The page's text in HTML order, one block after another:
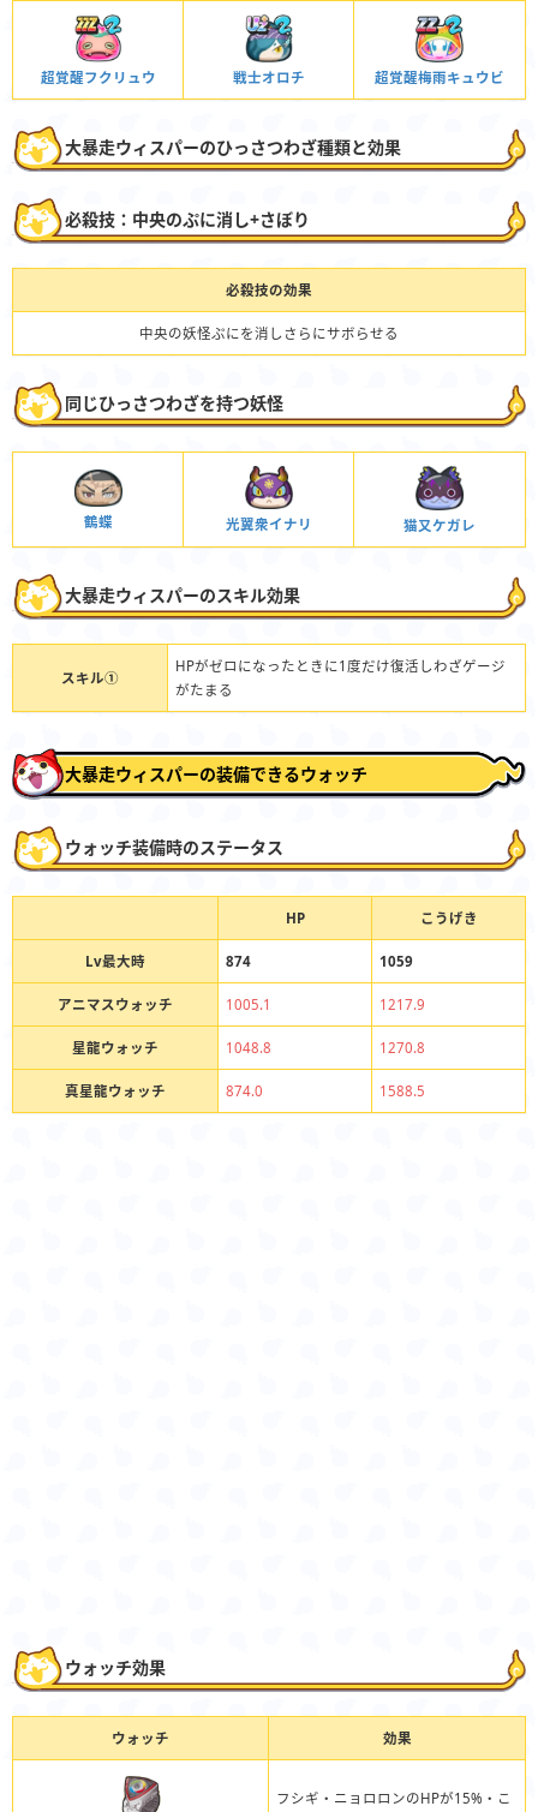
超覚醒フクリュウ 戦士オロチ 超覚醒梅雨キュウビ
大暴走ウィスパーのひっさつわざ種類と効果
必殺技：中央のぷに消し+さぼり
必殺技の効果
中央の妖怪ぷにを消しさらにサボらせる
同じひっさつわざを持つ妖怪
鶴蝶 光翼衆イナリ 猫又ケガレ
大暴走ウィスパーのスキル効果
スキル①
HPがゼロになったときに1度だけ復活しわざゲージ
がたまる
大暴走ウィスパーの装備できるウォッチ
ウォッチ装備時のステータス
HP こうげき
Lv最大時 874 1059
アニマスウォッチ 1005.1 1217.9
星龍ウォッチ 1048.8 1270.8
真星龍ウォッチ 874.0 1588.5
ウォッチ効果
ウォッチ 効果
フシギ・ニョロロンのHPが15%・こ